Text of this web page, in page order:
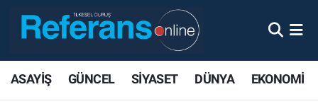
ASAYİŞ GÜNCEL SİYASET DÜNYA EKONOMİ